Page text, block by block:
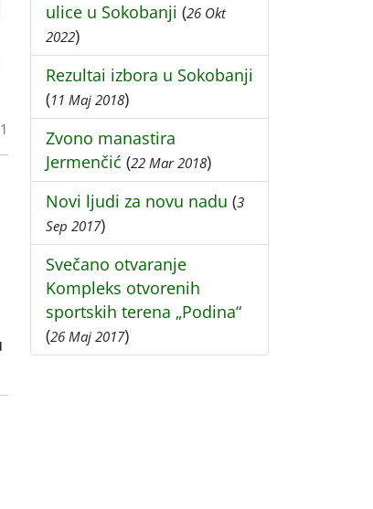
ulice u Sokobanji (26 Okt
2022)
Rezultai izbora u Sokobanji
(11 Maj 2018)
Zvono manastira
Jermenčić (22 Mar 2018)
Novi ljudi za novu nadu (3
Sep 2017)
Svečano otvaranje
Kompleks otvorenih
sportskih terena „Podina“
(26 Maj 2017)